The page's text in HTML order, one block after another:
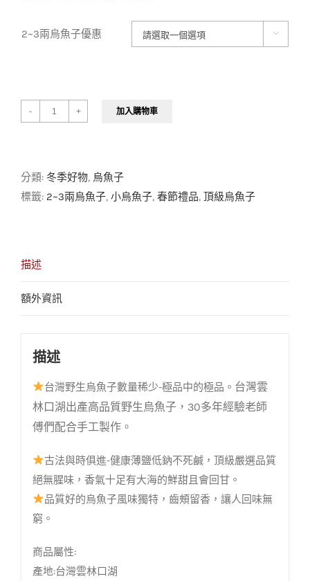
2~3兩烏魚子優惠 
數
加入購物車
分類: 冬季好物, 烏魚子
標籤: 2~3兩烏魚子, 小烏魚子, 春節禮品, 頂級烏魚子
描述
額外資訊
描述
台灣野生烏魚子數量稀少-極品中的極品。 台灣雲
林口湖出產高品質野生烏魚子，30多年經驗老師
傅們配合手工製作。
古法與時俱進-健康薄鹽低鈉不死鹹，頂級嚴選品質
絕無腥味，香氣十足有大海的鮮甜且會回甘。
品質好的烏魚子風味獨特，齒頰留香，讓人回味無
窮。
商品屬性:
產地:台灣雲林口湖